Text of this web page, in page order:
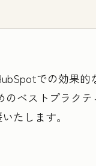
での効果的
ベストプラクテ
たします。